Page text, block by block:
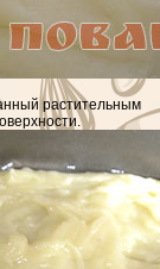
растительным